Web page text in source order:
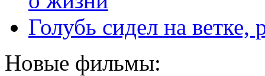
Голубь сидел на
Новые фильмы: